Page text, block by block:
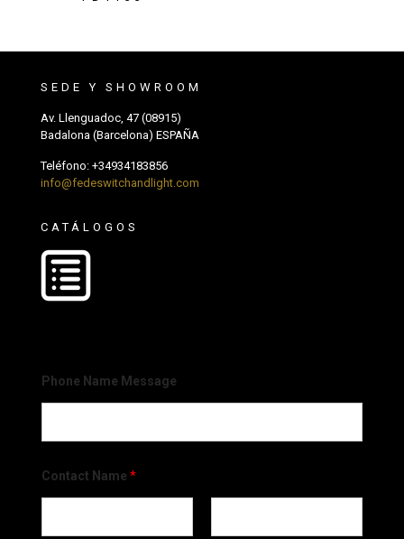
SEDE Y SHOWROOM
Av. Llenguadoc, 47 (08915)
Badalona (Barcelona) ESPAÑA
Teléfono: +34934183856
info@fedeswitchandlight.com
CATÁLOGOS
Phone Name Message
Contact Name *